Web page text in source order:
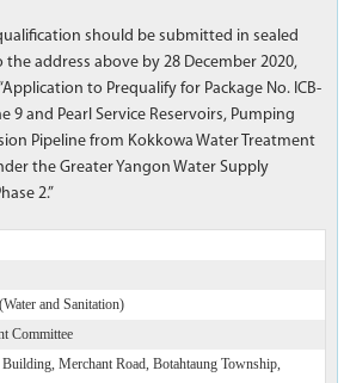
should be submitted in sealed
address above by 28 December 2020,
to Prequalify for Package No. ICB-
9 and Pearl Service Reservoirs, Pumping
Pipeline from Kokkowa Water Treatment
the Greater Yangon Water Supply
2.”
and Sanitation)
Committee
Merchant Road, Botahtaung Township,